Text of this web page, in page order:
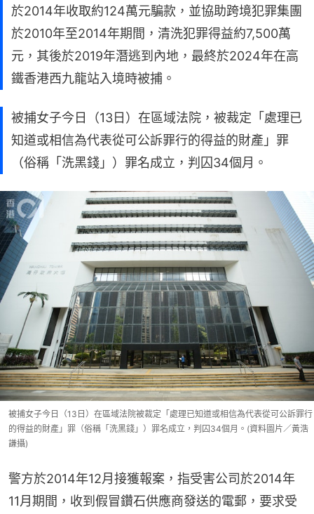
於2014年收取約124萬元騙款，並協助跨境犯罪集團
於2010年至2014年期間，清洗犯罪得益約7,500萬
元，其後於2019年潛逃到內地，最終於2024年在高
鐵香港西九龍站入境時被捕。
被捕女子今日（13日）在區域法院，被裁定「處理已
知道或相信為代表從可公訴罪行的得益的財產」罪
（俗稱「洗黑錢」）罪名成立，判囚34個月。
被捕女子今日（13日）在區域法院被裁定「處理已知道或相信為代表從可公訴罪行
的得益的財產」罪（俗稱「洗黑錢」）罪名成立，判囚34個月。(資料圖片／黃浩
謙攝)
警方於2014年12月接獲報案，指受害公司於2014年
11月期間，收到假冒鑽石供應商發送的電郵，要求受